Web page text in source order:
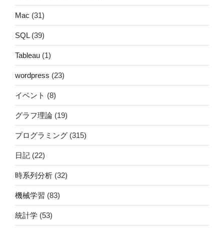
Mac (31)
SQL(39)
Tableau (1)
wordpress (23)
イベント (8)
グラフ理論 (19)
プログラミング (315)
日記 (22)
時系列分析 (32)
機械学習 (83)
統計学 (53)